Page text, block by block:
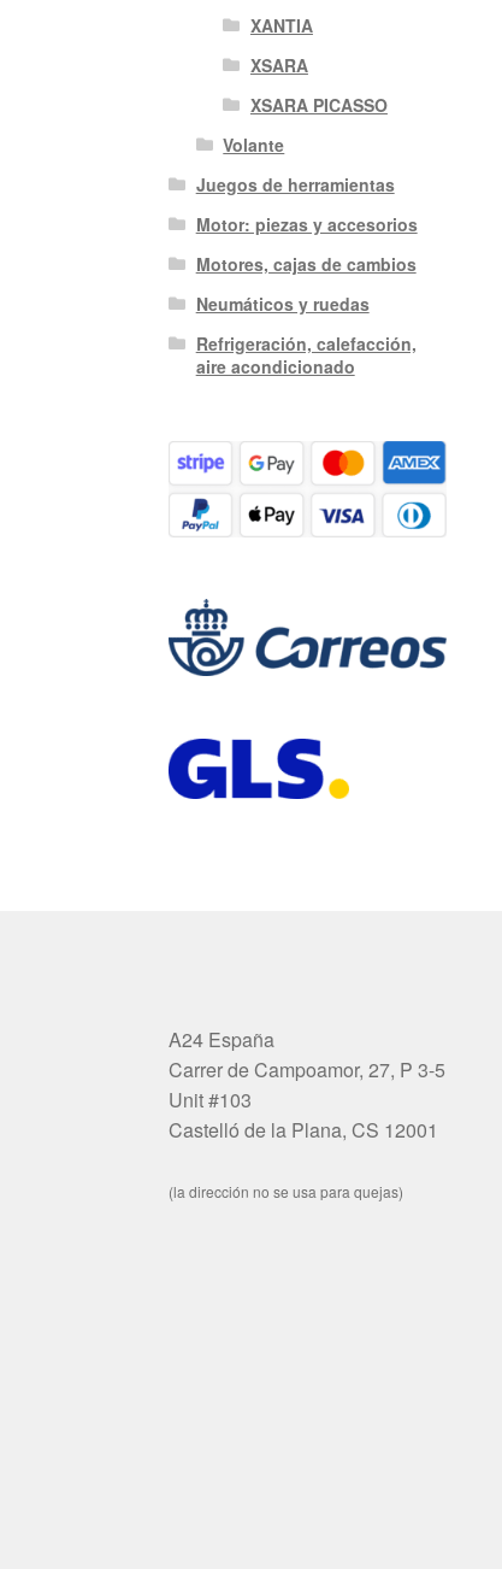
XANTIA
XSARA
XSARA PICASSO
Volante
Juegos de herramientas
Motor: piezas y accesorios
Motores, cajas de cambios
Neumáticos y ruedas
Refrigeración, calefacción,
aire acondicionado
A24 España
Carrer de Campoamor, 27, P 3-5
Unit #103
Castelló de la Plana, CS 12001
(la dirección no se usa para quejas)